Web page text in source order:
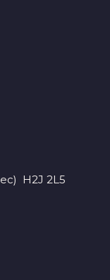
H2J 2L5